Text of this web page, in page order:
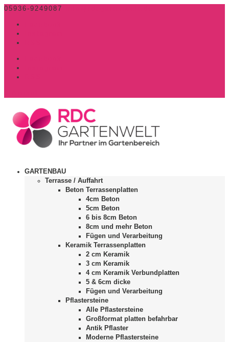
05936-9249087
GARTENBAU
Terrasse / Auffahrt
Beton Terrassenplatten
4cm Beton
5cm Beton
6 bis 8cm Beton
8cm und mehr Beton
Fügen und Verarbeitung
Keramik Terrassenplatten
2 cm Keramik
3 cm Keramik
4 cm Keramik Verbundplatten
5 & 6cm dicke
Fügen und Verarbeitung
Pflastersteine
Alle Pflastersteine
Großformat platten befahrbar
Antik Pflaster
Moderne Pflastersteine